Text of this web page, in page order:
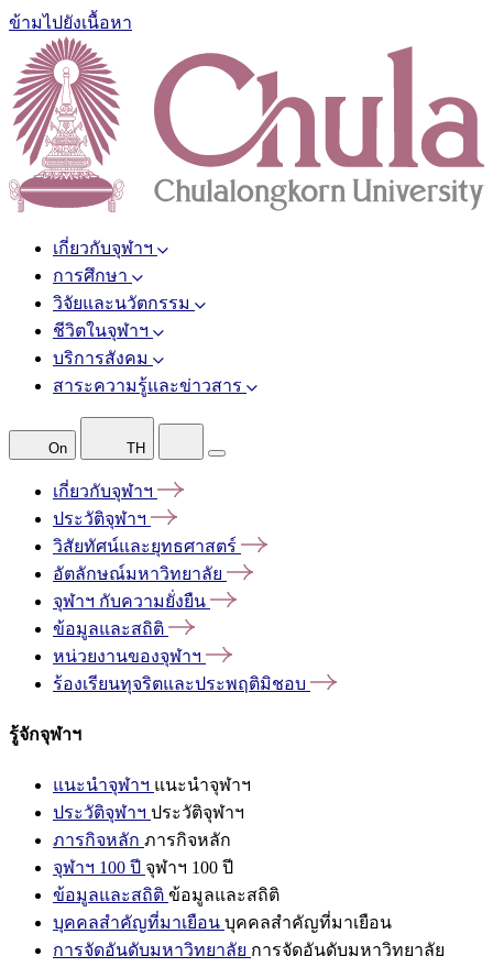
ข้ามไปยังเนื้อหา
เกี่ยวกับจุฬาฯ
การศึกษา
วิจัยและนวัตกรรม
ชีวิตในจุฬาฯ
บริการสังคม
สาระความรู้และข่าวสาร
On TH
เกี่ยวกับจุฬาฯ
ประวัติจุฬาฯ
วิสัยทัศน์และยุทธศาสตร์
อัตลักษณ์มหาวิทยาลัย
จุฬาฯ กับความยั่งยืน
ข้อมูลและสถิติ
หน่วยงานของจุฬาฯ
ร้องเรียนทุจริตและประพฤติมิชอบ
รู้จักจุฬาฯ
แนะนำจุฬาฯ แนะนำจุฬาฯ
ประวัติจุฬาฯ ประวัติจุฬาฯ
ภารกิจหลัก ภารกิจหลัก
จุฬาฯ 100 ปี จุฬาฯ 100 ปี
ข้อมูลและสถิติ ข้อมูลและสถิติ
บุคคลสำคัญที่มาเยือน บุคคลสำคัญที่มาเยือน
การจัดอันดับมหาวิทยาลัย การจัดอันดับมหาวิทยาลัย